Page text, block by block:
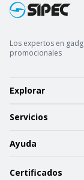
Los expertos en
promocionales
Explorar
Servicios
Ayuda
Certificados